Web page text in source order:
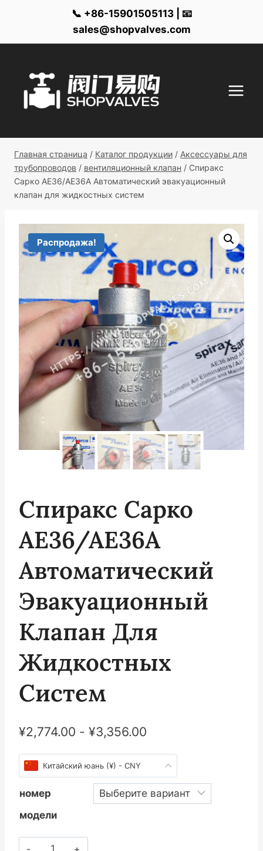
📞 +86-15901505113 | 📧
sales@shopvalves.com
контенту
Главная страница / Каталог продукции / Аксессуары для
трубопроводов / вентиляционный клапан / Спиракс
Сарко AE36/AE36A Автоматический эвакуационный
клапан для жидкостных систем
Распродажа!
Спиракс Сарко
AE36/AE36A
Автоматический
Эвакуационный
Клапан Для
Жидкостных
Систем
¥2,774.00 - ¥3,356.00
Китайский юань (¥) - CNY
номер
модели